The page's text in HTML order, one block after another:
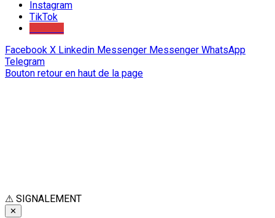
Instagram
TikTok
Facebook X Linkedin Messenger Messenger WhatsApp
Telegram
Bouton retour en haut de la page
⚠ SIGNALEMENT
✕